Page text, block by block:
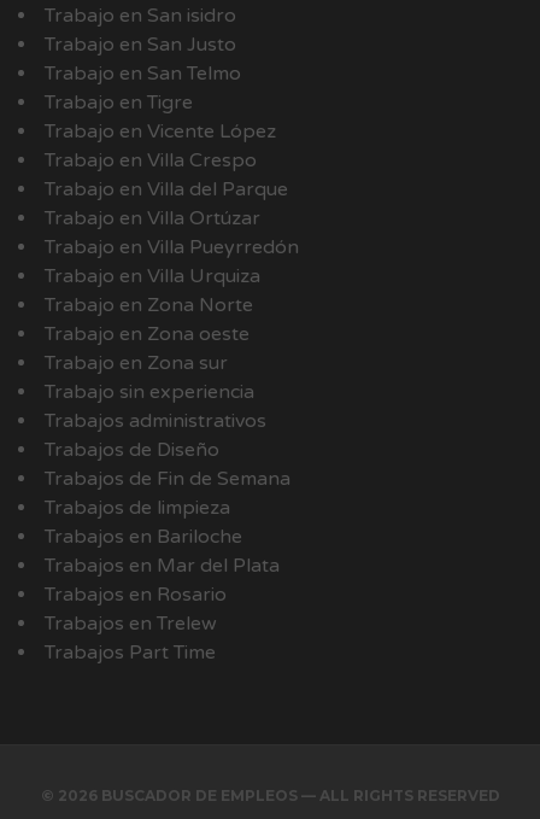
Trabajo en San isidro
Trabajo en San Justo
Trabajo en San Telmo
Trabajo en Tigre
Trabajo en Vicente López
Trabajo en Villa Crespo
Trabajo en Villa del Parque
Trabajo en Villa Ortúzar
Trabajo en Villa Pueyrredón
Trabajo en Villa Urquiza
Trabajo en Zona Norte
Trabajo en Zona oeste
Trabajo en Zona sur
Trabajo sin experiencia
Trabajos administrativos
Trabajos de Diseño
Trabajos de Fin de Semana
Trabajos de limpieza
Trabajos en Bariloche
Trabajos en Mar del Plata
Trabajos en Rosario
Trabajos en Trelew
Trabajos Part Time
© 2026 BUSCADOR DE EMPLEOS — ALL RIGHTS RESERVED